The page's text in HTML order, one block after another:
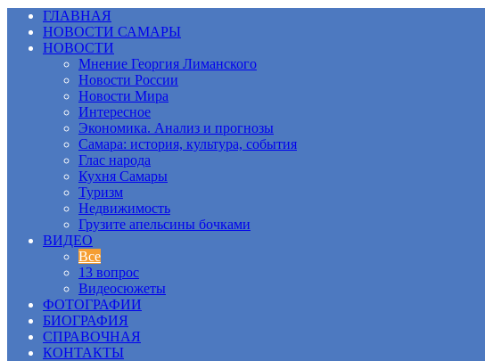
ГЛАВНАЯ
НОВОСТИ САМАРЫ
НОВОСТИ
Мнение Георгия Лиманского
Новости России
Новости Мира
Интересное
Экономика. Анализ и прогнозы
Самара: история, культура, события
Глас народа
Кухня Самары
Туризм
Недвижимость
Грузите апельсины бочками
ВИДЕО
Все
13 вопрос
Видеосюжеты
ФОТОГРАФИИ
БИОГРАФИЯ
СПРАВОЧНАЯ
КОНТАКТЫ